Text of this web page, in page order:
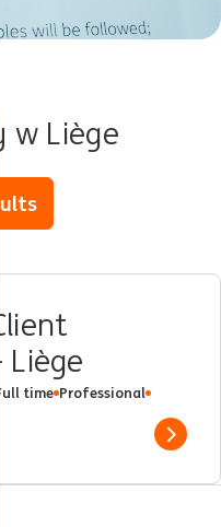
w Liège
Liège
time Professional
Show